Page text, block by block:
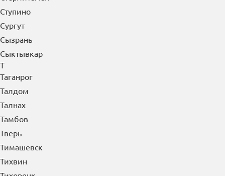
Сосновый Бор
Сочи
Спасск-Дальний
Ставрополь
Старая Купавна
Старый Оскол
Стерлитамак
Ступино
Сургут
Сызрань
Сыктывкар
Т
Таганрог